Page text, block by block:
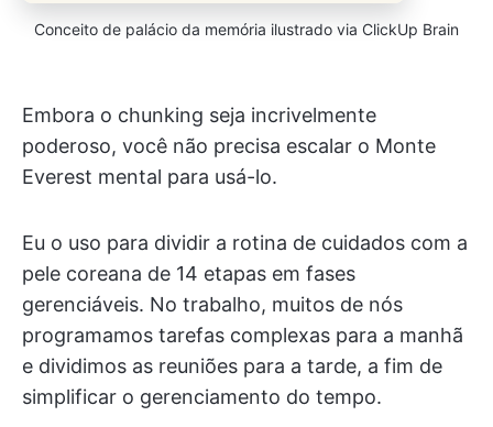
Conceito de palácio da memória ilustrado via ClickUp Brain
Embora o chunking seja incrivelmente
poderoso, você não precisa escalar o Monte
Everest mental para usá-lo.
Eu o uso para dividir a rotina de cuidados com a
pele coreana de 14 etapas em fases
gerenciáveis. No trabalho, muitos de nós
programamos tarefas complexas para a manhã
e dividimos as reuniões para a tarde, a fim de
simplificar o gerenciamento do tempo.